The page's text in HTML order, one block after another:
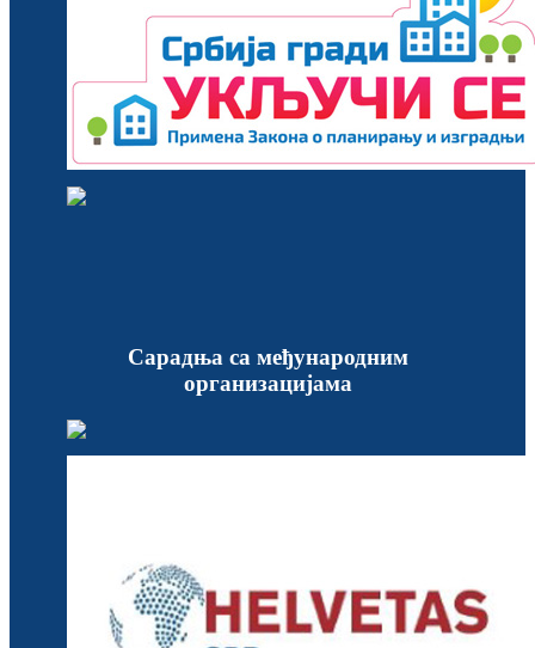
Сарадња са међународним
организацијама